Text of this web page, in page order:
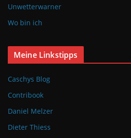
Unwetterwarner
Wo bin ich
Meine Linkstipps
Caschys Blog
Contribook
Daniel Melzer
Dieter Thiess